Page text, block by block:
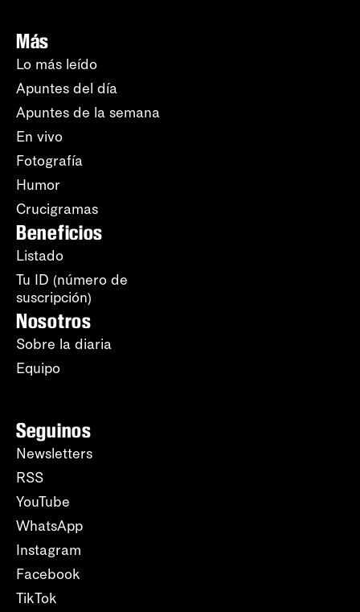
Más
Lo más leído
Apuntes del día
Apuntes de la semana
En vivo
Fotografía
Humor
Crucigramas
Beneficios
Listado
Tu ID (número de
suscripción)
Nosotros
Sobre la diaria
Equipo
Seguinos
Newsletters
RSS
YouTube
WhatsApp
Instagram
Facebook
TikTok